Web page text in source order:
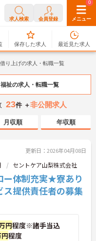
求人検索 会員登録 メニュー
0
保存した求人
0
最近見た求人
り上げの求人・転職一覧
祉の求人・転職一覧
23件 ＋非公開求人
月収順 年収順
更新日：2026年04月08日
セントケア山梨株式会社
ー体制充実★寮あり
提供責任者の募集
円程度※諸手当込
程度